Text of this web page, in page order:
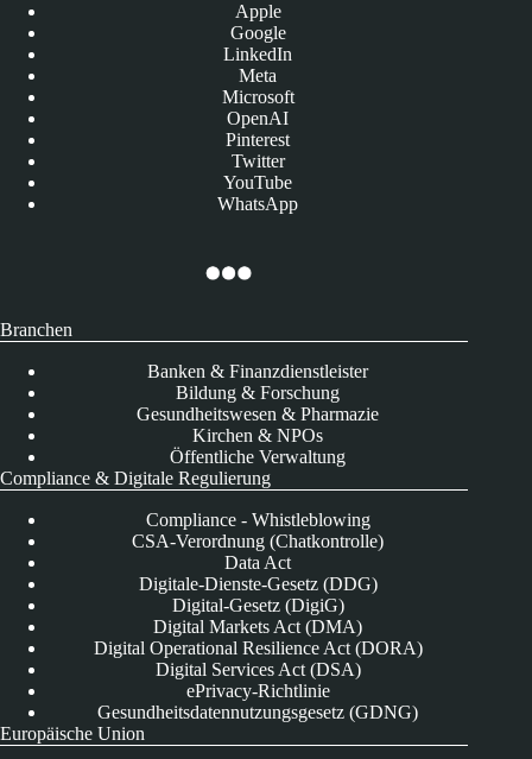
Apple
Google
LinkedIn
Meta
Microsoft
OpenAI
Pinterest
Twitter
YouTube
WhatsApp
Branchen
Banken & Finanzdienstleister
Bildung & Forschung
Gesundheitswesen & Pharmazie
Kirchen & NPOs
Öffentliche Verwaltung
Compliance & Digitale Regulierung
Compliance - Whistleblowing
CSA-Verordnung (Chatkontrolle)
Data Act
Digitale-Dienste-Gesetz (DDG)
Digital-Gesetz (DigiG)
Digital Markets Act (DMA)
Digital Operational Resilience Act (DORA)
Digital Services Act (DSA)
ePrivacy-Richtlinie
Gesundheitsdatennutzungsgesetz (GDNG)
Europäische Union